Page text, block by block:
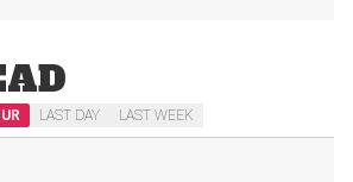
LAST DAY LAST WEEK